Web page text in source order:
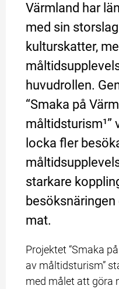
Värmland har
med sin
kulturskatter,
huvudrollen.
“Smaka på
måltidsturism¹”
locka fler
starkare
mat.
Projektet “Smaka
av måltidsturism”
med målet att göra